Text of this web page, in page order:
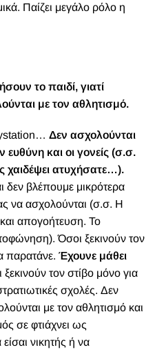
Παίζει μεγάλο ρόλο η
το παιδί, γιατί
με τον αθλητισμό.
Δεν ασχολούνται
ευθύνη και οι γονείς (σ.σ.
χαιδέψει ατυχήσατε…).
δεν βλέπουμε μικρότερα
να ασχολούνται (σ.σ. Η
απογοήτευση. Το
Όσοι ξεκινούν τον
παρατάνε. Έχουνε μάθει
ξεκινούν τον στίβο μόνο για
σχολές. Δεν
με τον αθλητισμό και
σε φτιάχνει ως
νικητής ή να